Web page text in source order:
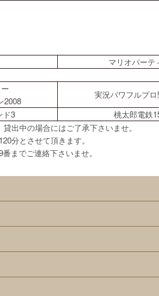
マリオパーテ
2008
実況パワフルプ
ド3
桃太郎電鉄
出中の場合にはご了承下さいませ。
分とさせて頂きます。
までご連絡下さいませ。